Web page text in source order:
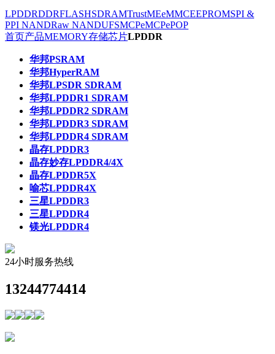
LPDDRDDRFLASHSDRAMTrustMEeMMCEEPROMSPI &
PPI NANDRaw NANDUFSMCPeMCPePOP
首页产品MEMORY存储芯片LPDDR
华邦PSRAM
华邦HyperRAM
华邦LPSDR SDRAM
华邦LPDDR1 SDRAM
华邦LPDDR2 SDRAM
华邦LPDDR3 SDRAM
华邦LPDDR4 SDRAM
晶存LPDDR3
晶存妙存LPDDR4/4X
晶存LPDDR5X
喻芯LPDDR4X
三星LPDDR3
三星LPDDR4
镁光LPDDR4
24小时服务热线
13244774414